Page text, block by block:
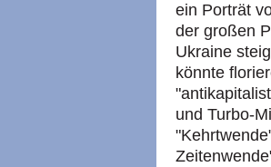
ein Porträt
der großen
Ukraine
könnte
und Turbo-